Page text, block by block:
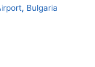
Bulgaria